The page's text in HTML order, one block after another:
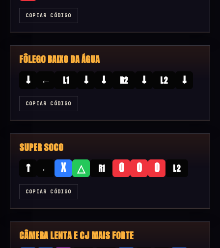
COPIAR CÓDIGO
FÔLEGO BAIXO DA ÁGUA
↓ ← L1 ↓ ↓ R2 ↓ L2 ↓
COPIAR CÓDIGO
SUPER SOCO
↑ ← X △ R1 O O O L2
COPIAR CÓDIGO
CÂMERA LENTA E CJ MAIS FORTE